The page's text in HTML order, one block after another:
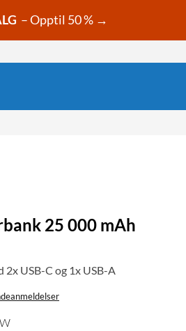
– Opptil 50 % →
25 000 mAh
USB-C og 1x USB-A